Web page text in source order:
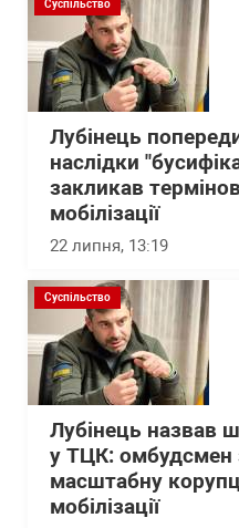
Суспільство
Лубінець
наслідки
закликав
мобілізації
22 липня, 13:19
Суспільство
Лубінець назвав
у ТЦК: омбудсмен
масштабну
мобілізації